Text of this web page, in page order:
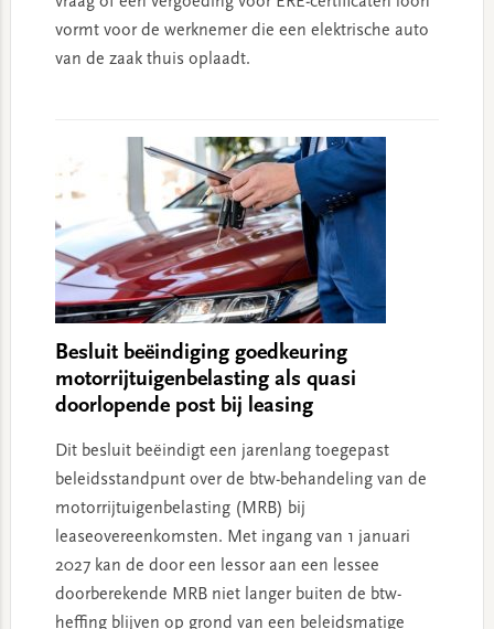
vormt voor de werknemer die een elektrische auto
van de zaak thuis oplaadt.
Besluit beëindiging goedkeuring
motorrijtuigenbelasting als quasi
doorlopende post bij leasing
Dit besluit beëindigt een jarenlang toegepast
beleidsstandpunt over de btw-behandeling van de
motorrijtuigenbelasting (MRB) bij
leaseovereenkomsten. Met ingang van 1 januari
2027 kan de door een lessor aan een lessee
doorberekende MRB niet langer buiten de btw-
heffing blijven op grond van een beleidsmatige